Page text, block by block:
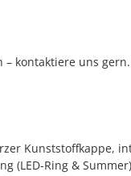
kontaktiere uns gern.
Kunststoffkappe,
(LED-Ring & Summer)